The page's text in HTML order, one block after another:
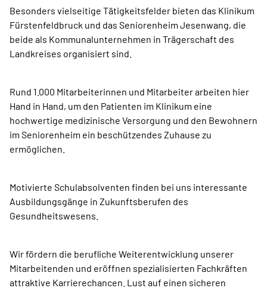
Besonders vielseitige Tätigkeitsfelder bieten das Klinikum
Fürstenfeldbruck und das Seniorenheim Jesenwang, die
beide als Kommunalunternehmen in Trägerschaft des
Landkreises organisiert sind.
Rund 1.000 Mitarbeiterinnen und Mitarbeiter arbeiten hier
Hand in Hand, um den Patienten im Klinikum eine
hochwertige medizinische Versorgung und den Bewohnern
im Seniorenheim ein beschützendes Zuhause zu
ermöglichen.
Motivierte Schulabsolventen finden bei uns interessante
Ausbildungsgänge in Zukunftsberufen des
Gesundheitswesens.
Wir fördern die berufliche Weiterentwicklung unserer
Mitarbeitenden und eröffnen spezialisierten Fachkräften
attraktive Karrierechancen. Lust auf einen sicheren